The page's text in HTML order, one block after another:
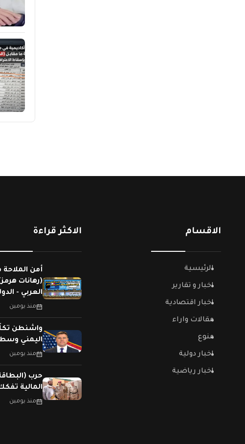
الاقسام
الرئيسية
اخبار و تقارير
اخبار اقتصادية
مقالات واراء
منوع
اخبار دولية
اخبار رياضية
الاكثر قراءة
أمن
(رهانات
العربي -
منذ يومين
واشنطن
اليمني وسط
منذ يومين
حرب
المالية
منذ يومين